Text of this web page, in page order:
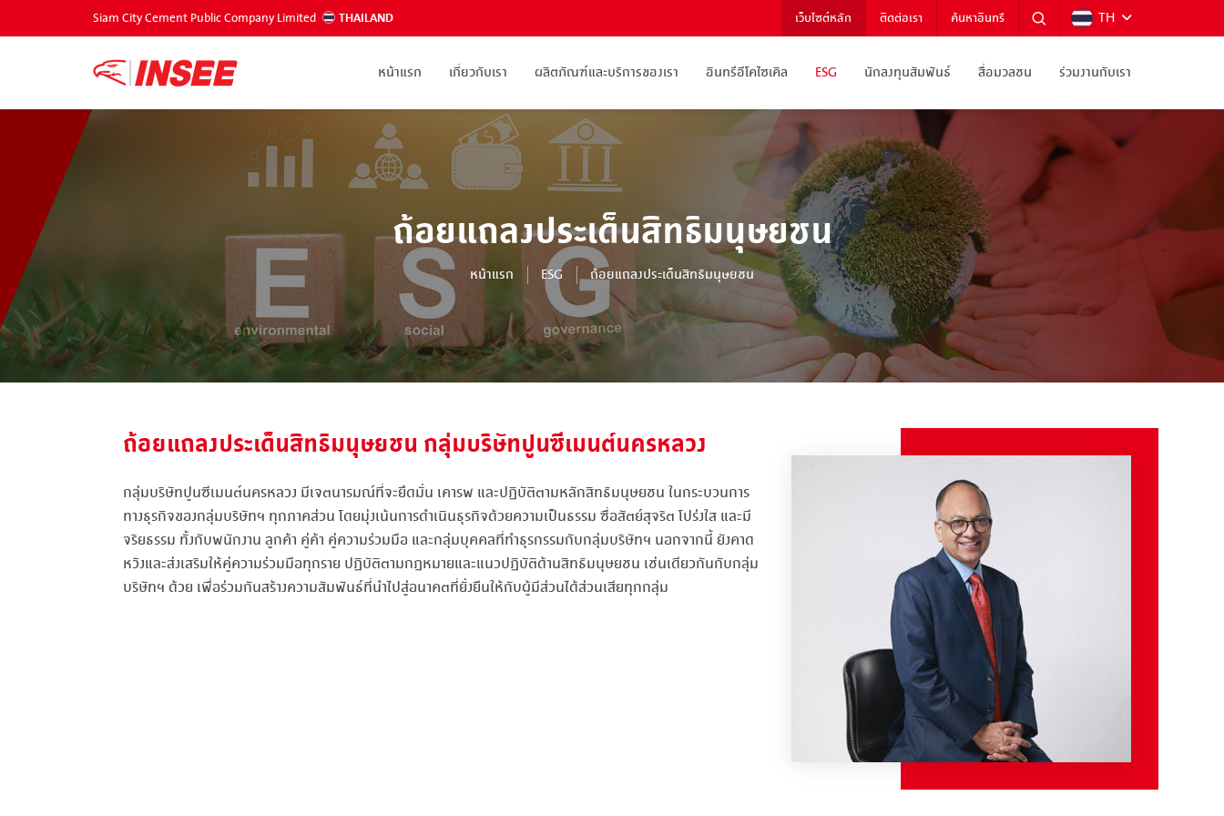
Siam City Cement Public Company Limited THAILAND เว็บไซต์หลัก ติดต่อเรา ค้นหาอินทรี TH
หน้าแรก เกี่ยวกับเรา ผลิตภัณฑ์และบริการของเรา อินทรีอีโคไซเคิล ESG นักลงทุนสัมพันธ์ สื่อมวลชน ร่วมงานกับเรา
ถ้อยแถลงประเด็นสิทธิมนุษยชน
หน้าแรก ESG ถ้อยแถลงประเด็นสิทธิมนุษยชน
ถ้อยแถลงประเด็นสิทธิมนุษยชน กลุ่มบริษัทปูนซีเมนต์นครหลวง
กลุ่มบริษัทปูนซีเมนต์นครหลวง มีเจตนารมณ์ที่จะยึดมั่น เคารพ และปฏิบัติตามหลักสิทธิมนุษยชน ในกระบวนการ
ทางธุรกิจของกลุ่มบริษัทฯ ทุกภาคส่วน โดยมุ่งเน้นการดำเนินธุรกิจด้วยความเป็นธรรม ซื่อสัตย์สุจริต โปร่งใส และมี
จริยธรรม ทั้งกับพนักงาน ลูกค้า คู่ค้า คู่ความร่วมมือ และกลุ่มบุคคลที่ทำธุรกรรมกับกลุ่มบริษัทฯ นอกจากนี้ ยังคาด
หวังและส่งเสริมให้คู่ความร่วมมือทุกราย ปฏิบัติตามกฎหมายและแนวปฏิบัติด้านสิทธิมนุษยชน เช่นเดียวกันกับกลุ่ม
บริษัทฯ ด้วย เพื่อร่วมกันสร้างความสัมพันธ์ที่นำไปสู่อนาคตที่ยั่งยืนให้กับผู้มีส่วนได้ส่วนเสียทุกกลุ่ม